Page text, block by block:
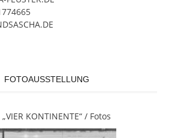
FOTOAUSSTELLUNG
KONTINENTE“ / Fotos